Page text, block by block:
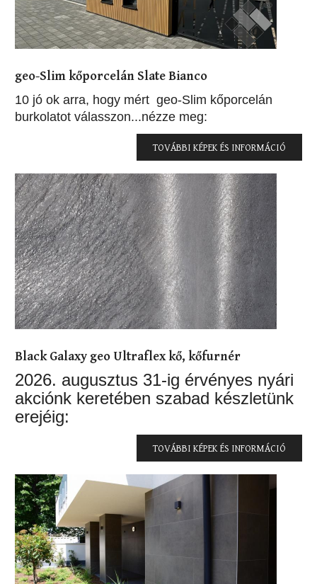
geo-Slim kőporcelán Slate Bianco
10 jó ok arra, hogy mért geo-Slim kőporcelán
burkolatot válasszon...nézze meg:
TOVÁBBI KÉPEK ÉS INFORMÁCIÓ
Black Galaxy geo Ultraflex kő, kőfurnér
2026. augusztus 31-ig érvényes nyári
akciónk keretében szabad készletünk
erejéig:
TOVÁBBI KÉPEK ÉS INFORMÁCIÓ